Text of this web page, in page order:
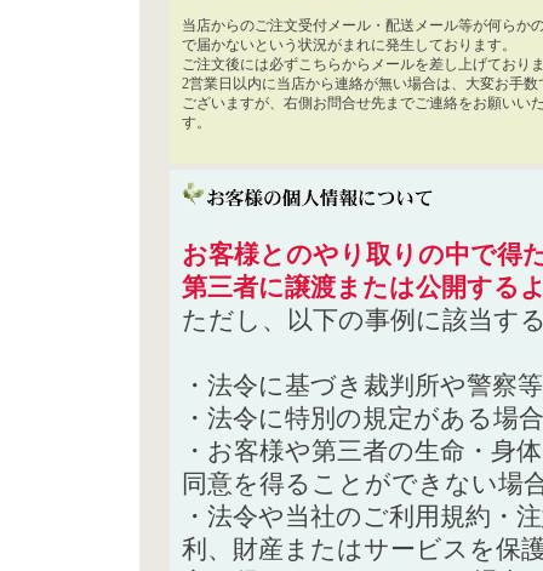
当店からのご注文受付メール・配送メール等が何らか
で届かないという状況がまれに発生しております。
ご注文後には必ずこちらからメールを差し上げており
2営業日以内に当店から連絡が無い場合は、大変お手数
ございますが、右側お問合せ先までご連絡をお願いい
す。
お客様とのやり取りの中で得
第三者に譲渡または公開する
ただし、以下の事例に該当す
・法令に基づき裁判所や警察
・法令に特別の規定がある場合
・お客様や第三者の生命・身
同意を得ることができない場
・法令や当社のご利用規約・
利、財産またはサービスを保